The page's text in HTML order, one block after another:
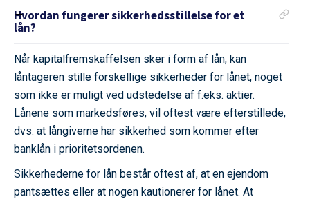
Hvordan fungerer sikkerhedsstillelse for et
lån?
Når kapitalfremskaffelsen sker i form af lån, kan
låntageren stille forskellige sikkerheder for lånet, noget
som ikke er muligt ved udstedelse af f.eks. aktier.
Lånene som markedsføres, vil oftest være efterstillede,
dvs. at långiverne har sikkerhed som kommer efter
banklån i prioritetsordenen.
Sikkerhederne for lån består oftest af, at en ejendom
pantsættes eller at nogen kautionerer for lånet. At